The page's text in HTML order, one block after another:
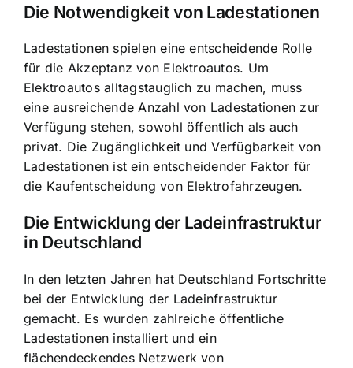
Die Notwendigkeit von Ladestationen
Ladestationen spielen eine entscheidende Rolle
für die Akzeptanz von Elektroautos. Um
Elektroautos alltagstauglich zu machen, muss
eine ausreichende Anzahl von Ladestationen zur
Verfügung stehen, sowohl öffentlich als auch
privat. Die Zugänglichkeit und Verfügbarkeit von
Ladestationen ist ein entscheidender Faktor für
die Kaufentscheidung von Elektrofahrzeugen.
Die Entwicklung der Ladeinfrastruktur
in Deutschland
In den letzten Jahren hat Deutschland Fortschritte
bei der Entwicklung der Ladeinfrastruktur
gemacht. Es wurden zahlreiche öffentliche
Ladestationen installiert und ein
flächendeckendes Netzwerk von